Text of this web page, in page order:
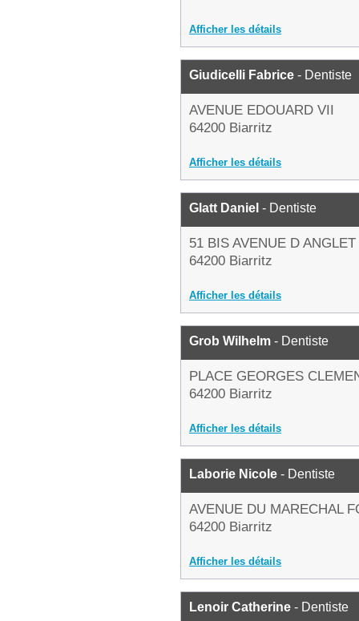
Afficher les détails
Giudicelli Fabrice - Dentiste
AVENUE EDOUARD VII
64200 Biarritz
Afficher les détails
Glatt Daniel - Dentiste
51 BIS AVENUE D ANGLET
64200 Biarritz
Afficher les détails
Grob Wilhelm - Dentiste
PLACE GEORGES
64200 Biarritz
Afficher les détails
Laborie Nicole - Dentiste
AVENUE DU MARECHAL
64200 Biarritz
Afficher les détails
Lenoir Catherine - Dentiste